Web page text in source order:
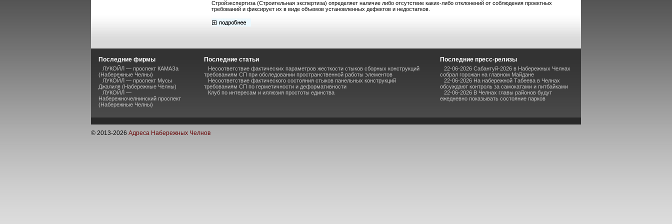
Стройэкспертиза (Строительная экспертиза) определяет наличие либо отсутствие каких-либо отклонений от соблюдения проектных
требований и фиксирует их в виде объемов установленных дефектов и недостатков.
Последние фирмы
ЛУКОЙЛ — проспект КАМАЗа
(Набережные Челны)
ЛУКОЙЛ — проспект Мусы
Джалиля (Набережные Челны)
ЛУКОЙЛ —
Набережночелнинский проспект
(Набережные Челны)
Последние статьи
Несоответствие фактических параметров жесткости стыков сборных конструкций
требованиям СП при обследовании пространственной работы элементов
Несоответствие фактического состояния стыков панельных конструкций
требованиям СП по герметичности и деформативности
Клуб по интересам и иллюзия простоты единства
Последние пресс-релизы
22-06-2026 Сабантуй-2026 в Набережных Челнах
собрал горожан на главном Майдане
22-06-2026 На набережной Табеева в Челнах
обсуждают контроль за самокатами и питбайками
22-06-2026 В Челнах главы районов будут
ежедневно показывать состояние парков
© 2013-2026 Адреса Набережных Челнов